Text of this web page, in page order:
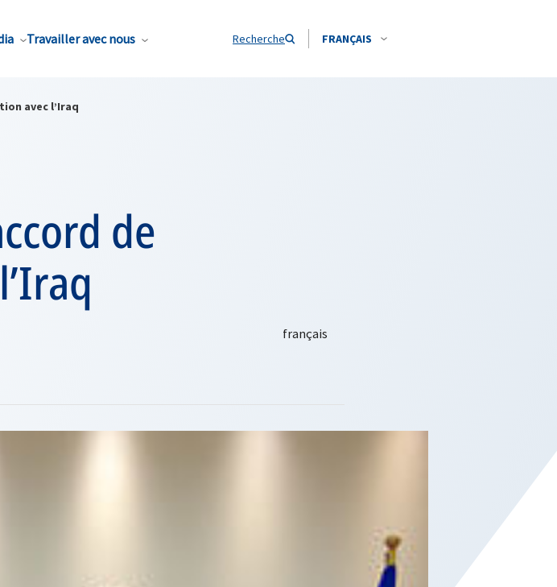
Travailler avec nous Recherche FRANÇAIS
avec l’Iraq
de